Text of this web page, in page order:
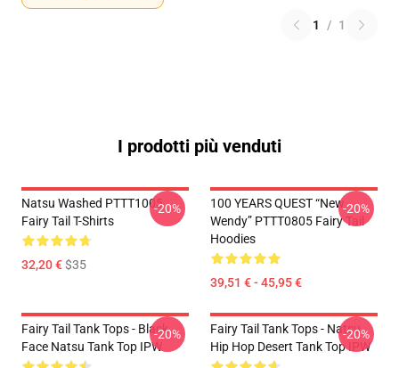
1 / 1
I prodotti più venduti
Natsu Washed PTTT1005
Fairy Tail T-Shirts
32,20 €$35
-20%
100 YEARS QUEST “New
Wendy” PTTT0805 Fairy Tail
Hoodies
39,51 € - 45,95 €
-20%
Fairy Tail Tank Tops - Black
Face Natsu Tank Top IPW
-20%
Fairy Tail Tank Tops - Natsu
Hip Hop Desert Tank Top IPW
-20%